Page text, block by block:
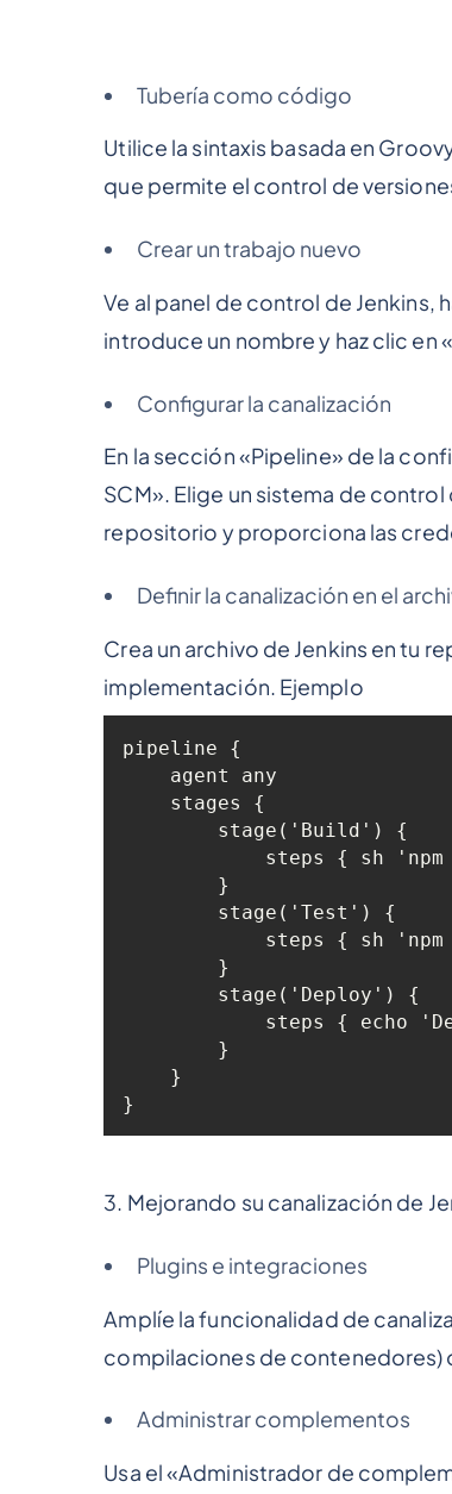
Tubería como código
Utilice la sintaxis basada en
que permite el control de
Crear un trabajo nuevo
Ve al panel de control de Jenkins,
introduce un nombre y haz clic en
Configurar la canalización
En la sección «Pipeline» de la
SCM». Elige un sistema de
repositorio y proporciona las
Definir la canalización en el
Crea un archivo de Jenkins en tu
implementación. Ejemplo
3. Mejorando su canalización de
Plugins e integraciones
Amplíe la funcionalidad de
compilaciones de contenedores)
Administrar complementos
Usa el «Administrador de